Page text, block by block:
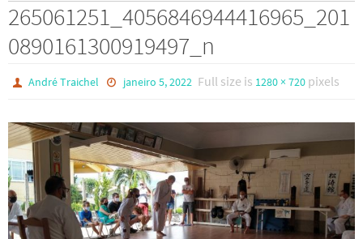
265061251_4056846944416965_201
0890161300919497_n
André Traichel janeiro 5, 2022 Full size is 1280 × 720pixels